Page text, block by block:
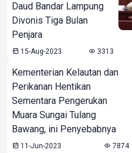
Daud Bandar Lampung
Divonis Tiga Bulan
Penjara
15-Aug-2023 3313
Kementerian Kelautan dan
Perikanan Hentikan
Sementara Pengerukan
Muara Sungai Tulang
Bawang, ini Penyebabnya
11-Jun-2023 7874